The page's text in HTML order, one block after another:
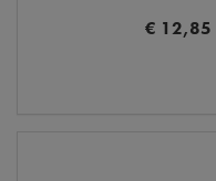
€ 12,85